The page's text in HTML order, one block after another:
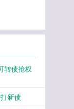
转债抢权
新债